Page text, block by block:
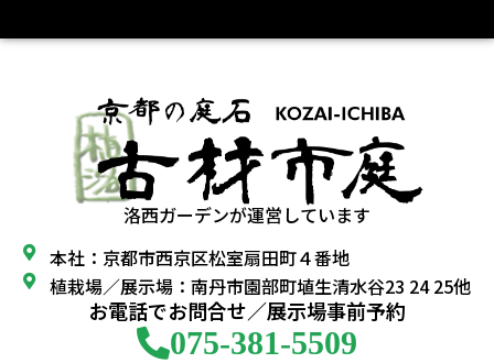
洛西ガーデンが運営しています
本社：京都市西京区松室扇田町４番地
植栽場／展示場：南丹市園部町埴生清水谷23 24 25他
お電話でお問合せ／展示場事前予約
075-381-5509